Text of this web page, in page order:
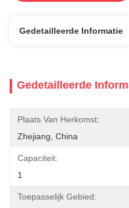
Gedetailleerde Informatie
Gedetailleerde
Plaats Van Herkomst:
Zhejiang, China
Capaciteit:
1
Toepasselijk Gebied: